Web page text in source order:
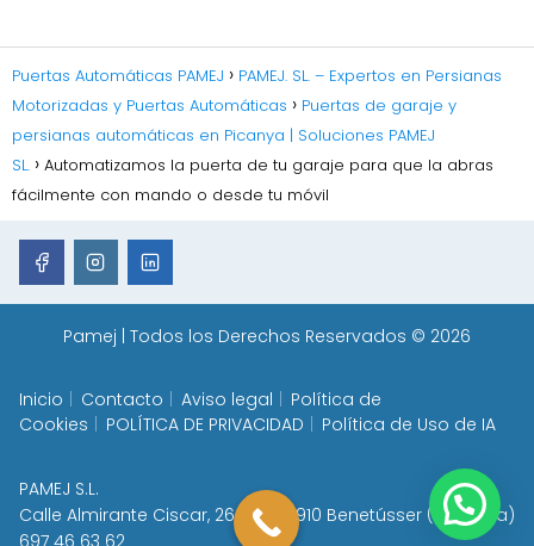
Puertas Automáticas PAMEJ
PAMEJ. SL. – Expertos en Persianas
Motorizadas y Puertas Automáticas
Puertas de garaje y
persianas automáticas en Picanya | Soluciones PAMEJ
SL.
Automatizamos la puerta de tu garaje para que la abras
fácilmente con mando o desde tu móvil
Pamej | Todos los Derechos Reservados © 2026
Inicio Contacto Aviso legal
Política de
Cookies
POLÍTICA DE PRIVACIDAD Política de Uso de IA
PAMEJ S.L.
Calle Almirante Ciscar, 26 - Bj, 46910 Benetússer (Valencia)
697 46 63 62